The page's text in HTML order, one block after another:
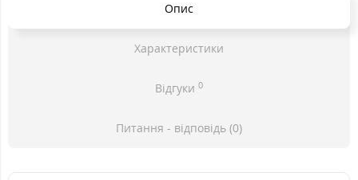
Опис
Характеристики
Відгуки 0
Питання - відповідь (0)